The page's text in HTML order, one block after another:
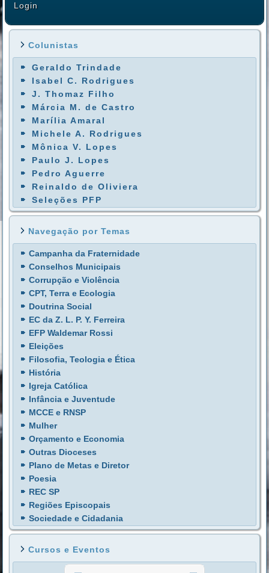
Login
Colunistas
Geraldo Trindade
Isabel C. Rodrigues
J. Thomaz Filho
Márcia M. de Castro
Marília Amaral
Michele A. Rodrigues
Mônica V. Lopes
Paulo J. Lopes
Pedro Aguerre
Reinaldo de Oliviera
Seleções PFP
Navegação por Temas
Campanha da Fraternidade
Conselhos Municipais
Corrupção e Violência
CPT, Terra e Ecologia
Doutrina Social
EC da Z. L. P. Y. Ferreira
EFP Waldemar Rossi
Eleições
Filosofia, Teologia e Ética
História
Igreja Católica
Infância e Juventude
MCCE e RNSP
Mulher
Orçamento e Economia
Outras Dioceses
Plano de Metas e Diretor
Poesia
REC SP
Regiões Episcopais
Sociedade e Cidadania
Cursos e Eventos